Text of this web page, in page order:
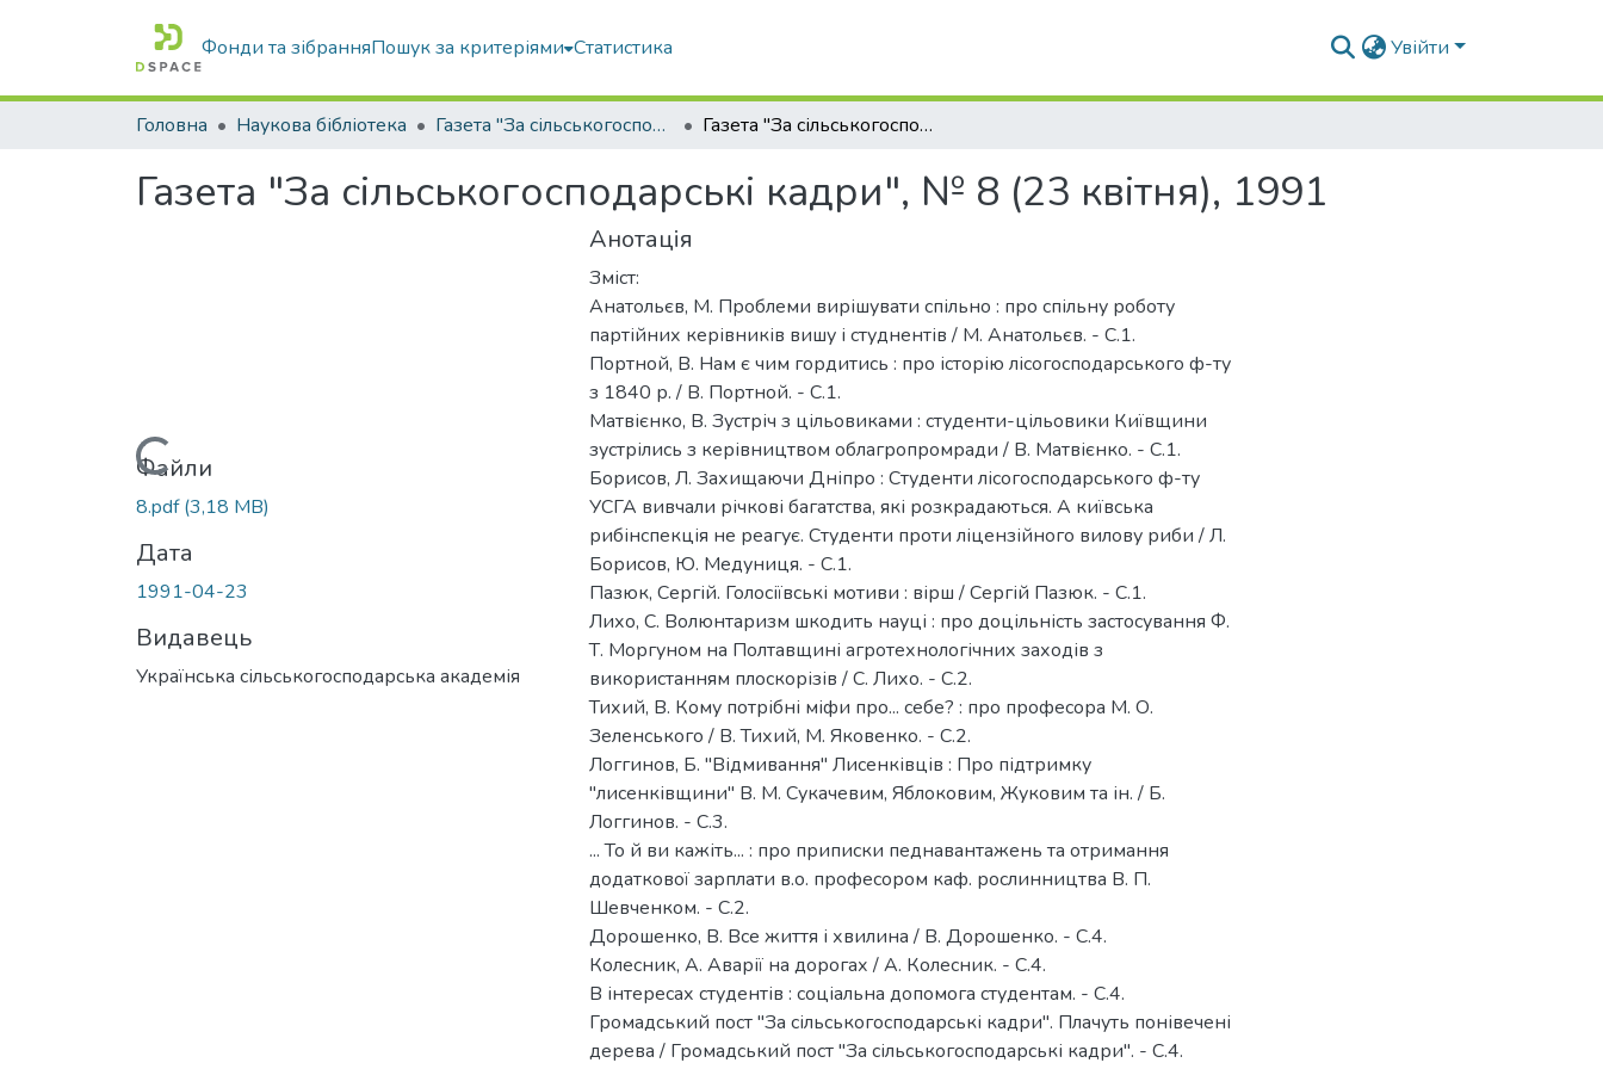
Фонди та зібранняПошук за критеріями Статистика Увійти
Головна Наукова бібліотека Газета "За сільськогосподарські кадри" Газета "За сільськогосподарські кадри", № 8 (23 квітня), 1991
Газета "За сільськогосподарські кадри", № 8 (23 квітня), 1991
Вантажиться...
Файли
8.pdf(3,18 MB)
Дата
1991-04-23
Видавець
Українська сільськогосподарська академія
Анотація
Зміст:
Анатольєв, М. Проблеми вирішувати спільно : про спільну роботу
партійних керівників вишу і студнентів / М. Анатольєв. - С.1.
Портной, В. Нам є чим гордитись : про історію лісогосподарського ф-ту
з 1840 р. / В. Портной. - С.1.
Матвієнко, В. Зустріч з цільовиками : студенти-цільовики Київщини
зустрілись з керівництвом облагропромради / В. Матвієнко. - С.1.
Борисов, Л. Захищаючи Дніпро : Студенти лісогосподарського ф-ту
УСГА вивчали річкові багатства, які розкрадаються. А київська
рибінспекція не реагує. Студенти проти ліцензійного вилову риби / Л.
Борисов, Ю. Медуниця. - С.1.
Пазюк, Сергій. Голосіївські мотиви : вірш / Сергій Пазюк. - С.1.
Лихо, С. Волюнтаризм шкодить науці : про доцільність застосування Ф.
Т. Моргуном на Полтавщині агротехнологічних заходів з
використанням плоскорізів / С. Лихо. - С.2.
Тихий, В. Кому потрібні міфи про... себе? : про професора М. О.
Зеленського / В. Тихий, М. Яковенко. - С.2.
Логгинов, Б. "Відмивання" Лисенківців : Про підтримку
"лисенківщини" В. М. Сукачевим, Яблоковим, Жуковим та ін. / Б.
Логгинов. - С.3.
... То й ви кажіть... : про приписки педнавантажень та отримання
додаткової зарплати в.о. професором каф. рослинництва В. П.
Шевченком. - С.2.
Дорошенко, В. Все життя і хвилина / В. Дорошенко. - С.4.
Колесник, А. Аварії на дорогах / А. Колесник. - С.4.
В інтересах студентів : соціальна допомога студентам. - С.4.
Громадський пост "За сільськогосподарські кадри". Плачуть понівечені
дерева / Громадський пост "За сільськогосподарські кадри". - С.4.